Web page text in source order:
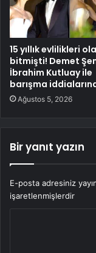
15 yıllık evlilikleri
bitmişti! Demet
İbrahim Kutluay ile
barışma
Ağustos 5, 2026
Bir yanıt yazın
E-posta adresiniz
işaretlenmişlerdir